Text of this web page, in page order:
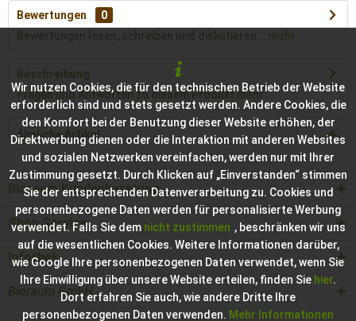
Bewertungen
0
Bewertungen lesen, schreiben und diskutieren...
mehr
Beschreibung
Fragen und Antworten zu diesem Produktmehr
Ähnliche Artikel
Bioraum Kundenberatung
Shop Service
Infothek
Bioraum GmbH
Wir nutzen Cookies, die für den technischen Betrieb der Website
erforderlich sind und stets gesetzt werden. Andere Cookies, die
den Komfort bei der Benutzung dieser Website erhöhen, der
Direktwerbung dienen oder die Interaktion mit anderen Websites
und sozialen Netzwerken vereinfachen, werden nur mit Ihrer
Zustimmung gesetzt. Durch Klicken auf „Einverstanden“ stimmen
Sie der entsprechenden Datenverarbeitung zu. Cookies und
personenbezogene Daten werden für personalisierte Werbung
verwendet. Falls Sie dem nicht zustimmen , beschränken wir uns
auf die wesentlichen Cookies. Weitere Informationen darüber,
wie Google Ihre personenbezogenen Daten verwendet, wenn Sie
Ihre Einwilligung über unsere Website erteilen, finden Sie hier.
Dort erfahren Sie auch, wie andere Dritte Ihre
personenbezogenen Daten verwenden. Mehr Informationen